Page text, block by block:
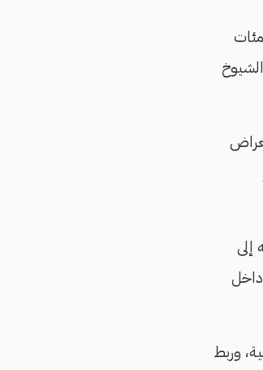
إلى
داخل
وربط